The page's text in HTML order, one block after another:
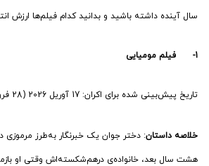
سال آینده داشته باشید و بدانید کدام فیلم‌ها ارزش
1- فیلم مومیایی
تاریخ پیش‌بینی شده برای اکران: 17 آوریل 2026 (28 فروردین 1405)
خلاصه داستان: دختر جوان یک خبرنگار به‌طرز مرموزی
هشت سال بعد، خانواده‌ی درهم‌شکسته‌اش وقتی او